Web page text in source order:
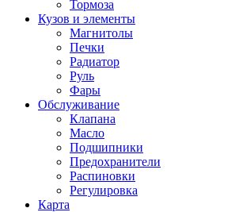
Тормоза
Кузов и элементы
Магнитолы
Печки
Радиатор
Руль
Фары
Обслуживание
Клапана
Масло
Подшипники
Предохранители
Распиновки
Регулировка
Карта